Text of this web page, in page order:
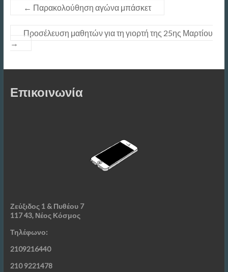
← Παρακολούθηση αγώνα μπάσκετ
Προσέλευση μαθητών για τη γιορτή της 25ης Μαρτίου
→
Επικοινωνία
Ζεύξιδος 1 & Πυθέου 7
117 43, Νέος Κόσμος
Τηλέφωνο:
2109216440
210 9221478